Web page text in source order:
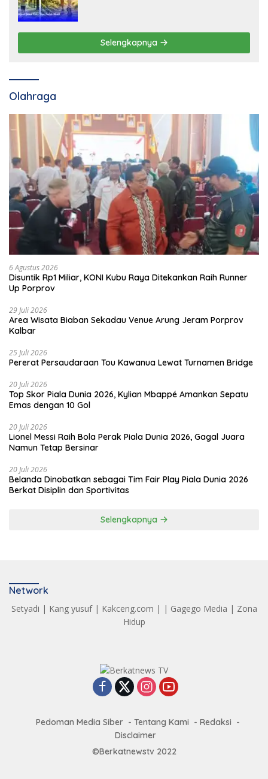
Selengkapnya
Olahraga
6 Agustus 2026
Disuntik Rp1 Miliar, KONI Kubu Raya Ditekankan Raih Runner
Up Porprov
29 Juli 2026
Area Wisata Biaban Sekadau Venue Arung Jeram Porprov
Kalbar
25 Juli 2026
Pererat Persaudaraan Tou Kawanua Lewat Turnamen Bridge
20 Juli 2026
Top Skor Piala Dunia 2026, Kylian Mbappé Amankan Sepatu
Emas dengan 10 Gol
20 Juli 2026
Lionel Messi Raih Bola Perak Piala Dunia 2026, Gagal Juara
Namun Tetap Bersinar
20 Juli 2026
Belanda Dinobatkan sebagai Tim Fair Play Piala Dunia 2026
Berkat Disiplin dan Sportivitas
Selengkapnya
Network
Setyadi | Kang yusuf| Kakceng.com | | Gagego Media | Zona
Hidup
Pedoman Media Siber Tentang Kami
Redaksi
Disclaimer
©Berkatnewstv 2022